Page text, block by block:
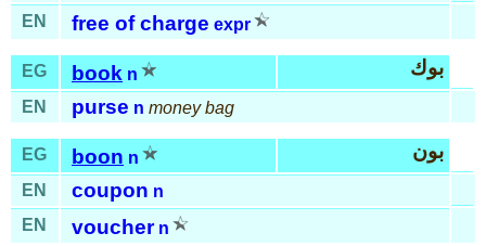
EN
free of charge expr
EG book n بوك
EN purse n money bag
EG boon n بون
EN coupon n
EN
voucher n